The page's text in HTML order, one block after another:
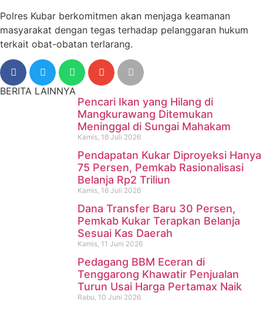
Polres Kubar berkomitmen akan menjaga keamanan
masyarakat dengan tegas terhadap pelanggaran hukum
terkait obat-obatan terlarang.
BERITA LAINNYA
Pencari Ikan yang Hilang di
Mangkurawang Ditemukan
Meninggal di Sungai Mahakam
Kamis, 16 Juli 2026
Pendapatan Kukar Diproyeksi Hanya
75 Persen, Pemkab Rasionalisasi
Belanja Rp2 Triliun
Kamis, 16 Juli 2026
Dana Transfer Baru 30 Persen,
Pemkab Kukar Terapkan Belanja
Sesuai Kas Daerah
Kamis, 11 Juni 2026
Pedagang BBM Eceran di
Tenggarong Khawatir Penjualan
Turun Usai Harga Pertamax Naik
Rabu, 10 Juni 2026
Pencari Ikan yang Hilang di
Mangkurawang Ditemukan
Meninggal di Sungai
Mahakam